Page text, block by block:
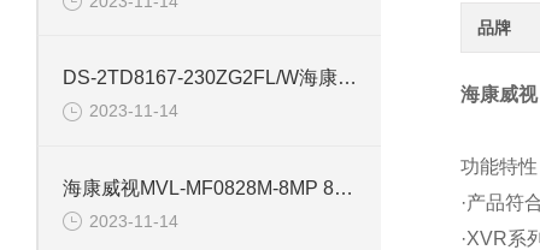
DS-2TD8167-230ZG2FL/W海康热成像测温云台摄像机
2023-11-14
海康威视MVL-MF0828M-8MP 800万像素工业相机镜头
2023-11-14
品牌
海康威
功能特性
·产品符
·XVR系